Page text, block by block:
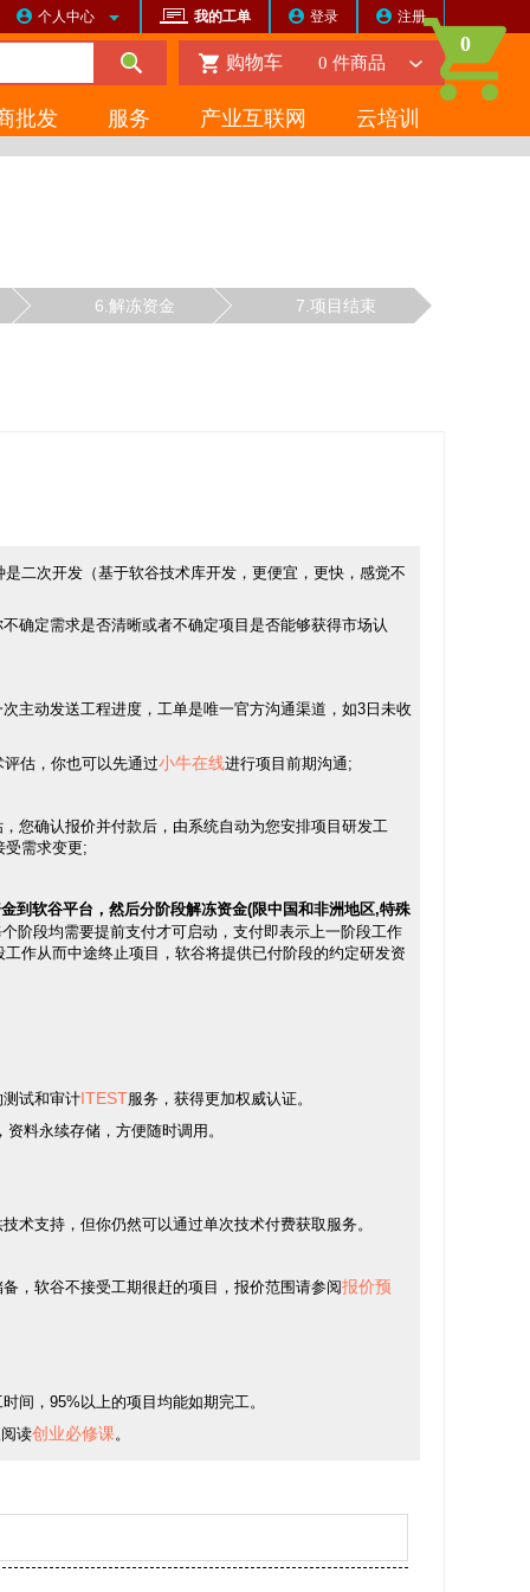
注册
登录
我的工单
个人中心
购物车 0 件商品
批发 服务 产业互联网 云培训
6.解冻资金 7.项目结束
二次开发（基于软谷技术库开发，更便宜，更快，感觉不
确定需求是否清晰或者不确定项目是否能够获得市场认
主动发送工程进度，工单是唯一官方沟通渠道，如3日未收
估，你也可以先通过小牛在线进行项目前期沟通;
您确认报价并付款后，由系统自动为您安排项目研发工
受需求变更;
到软谷平台，然后分阶段解冻资金(限中国和非洲地区,特殊
阶段均需要提前支付才可启动，支付即表示上一阶段工作
作从而中途终止项目，软谷将提供已付阶段的约定研发资
试和审计ITEST服务，获得更加权威认证。
资料永续存储，方便随时调用。
支持，但你仍然可以通过单次技术付费获取服务。
，软谷不接受工期很赶的项目，报价范围请参阅报价预
间，95%以上的项目均能如期完工。
读创业必修课。
0